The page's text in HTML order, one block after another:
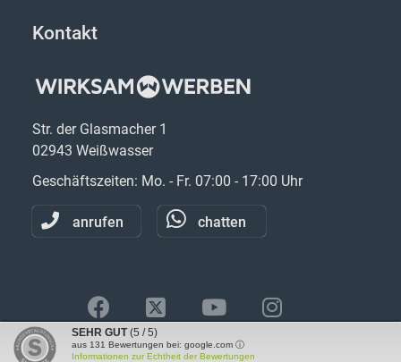
Kontakt
Str. der Glasmacher 1
02943 Weißwasser
Geschäftszeiten: Mo. - Fr. 07:00 - 17:00 Uhr
anrufen chatten
SEHR GUT (5 / 5)
aus 131 Bewertungen bei: google.com ⓘ
Informationen zur Echtheit der Bewertungen